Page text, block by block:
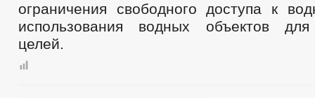
ограничения свободного доступа к
использования водных объектов
целей.